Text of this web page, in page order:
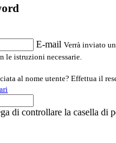
E-mail Verrà inviato
le istruzioni necessarie.
al nome utente? Effettua il
di controllare la casella di